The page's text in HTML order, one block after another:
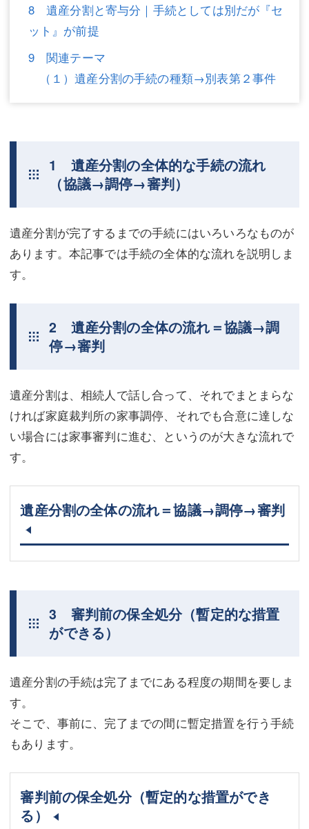
債務整理
マスコミ取材・実績
アクセス
川口事務所（埼玉県川口市）
マスコミ取材・実績
東京事務所 (新宿・四谷)
お問い合せフォーム
8 遺産分割と寄与分｜手続としては別だが『セ
ット』が前提
9 関連テーマ
（１）遺産分割の手続の種類→別表第２事件
1 遺産分割の全体的な手続の流れ
（協議→調停→審判）
遺産分割が完了するまでの手続にはいろいろなものが
あります。本記事では手続の全体的な流れを説明しま
す。
2 遺産分割の全体の流れ＝協議→調
停→審判
遺産分割は、相続人で話し合って、それでまとまらな
ければ家庭裁判所の家事調停、それでも合意に達しな
い場合には家事審判に進む、というのが大きな流れで
す。
遺産分割の全体の流れ＝協議→調停→審判
3 審判前の保全処分（暫定的な措置
ができる）
遺産分割の手続は完了までにある程度の期間を要しま
す。
そこで、事前に、完了までの間に暫定措置を行う手続
もあります。
審判前の保全処分（暫定的な措置ができ
る）